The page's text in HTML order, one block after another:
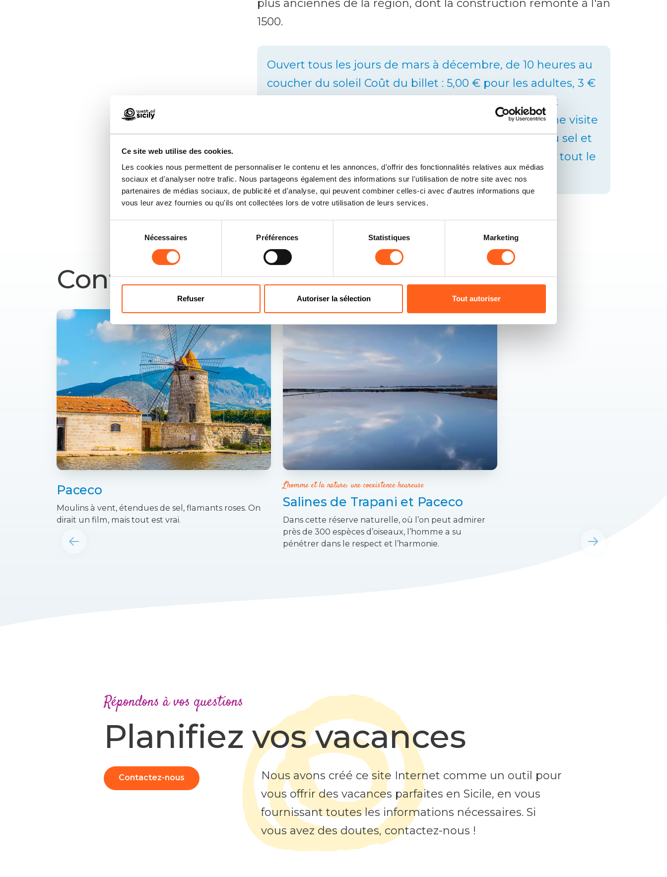
Ce site web utilise des cookies.
Les cookies nous permettent de personnaliser le contenu et les annonces, d'offrir des fonctionnalités relatives aux médias
sociaux et d'analyser notre trafic. Nous partageons également des informations sur l'utilisation de notre site avec nos
partenaires de médias sociaux, de publicité et d'analyse, qui peuvent combiner celles-ci avec d'autres informations que
vous leur avez fournies ou qu'ils ont collectées lors de votre utilisation de leurs services.
consentement
Nécessaires Préférences Statistiques Marketing
Refuser Autoriser la sélection Tout autoriser
plus anciennes de la région, dont la construction remonte à l'an
1500.
Ouvert tous les jours de mars à décembre, de 10 heures au
coucher du soleil Coût du billet : 5,00 € pour les adultes, 3 €
pour les personnes à mobilité réduite (6-13 ans) Il est
possible de visiter le musée en combinaison avec une visite
guidée de la mine de sel, pour découvrir l'histoire du sel et
de la famille propriétaire de la mine de sel, ainsi que tout le
processus de culture du sel.
Contenu associé
Paceco
Moulins à vent, étendues de sel, flamants roses. On
dirait un film, mais tout est vrai.
L'homme et la nature: une coexistence heureuse
Salines de Trapani et Paceco
Dans cette réserve naturelle, où l’on peut admirer
près de 300 espèces d’oiseaux, l’homme a su
pénétrer dans le respect et l’harmonie.
Répondons à vos questions
Planifiez vos vacances
Contactez-nous
Nous avons créé ce site Internet comme un outil pour
vous offrir des vacances parfaites en Sicile, en vous
fournissant toutes les informations nécessaires. Si
vous avez des doutes, contactez-nous !